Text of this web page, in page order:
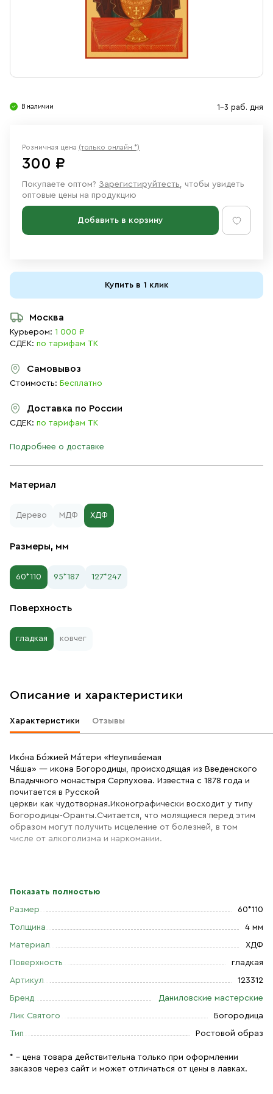
Ювелирные изделия
В наличии 1-3 раб. дня
Материал
Дерево МДФ ХДФ
Размеры, мм
60*110 95*187 127*247
Поверхность
гладкая ковчег
Розничная цена (только онлайн *)
300 ₽
Покупаете оптом? Зарегистируйтесть, чтобы увидеть
оптовые цены на продукцию
Добавить в корзину
Купить в 1 клик
Москва
Курьером: 1 000 ₽
СДЕК: по тарифам ТК
Самовывоз
Стоимость: Бесплатно
Доставка по России
СДЕК: по тарифам ТК
Подробнее о доставке
Описание и характеристики
Характеристики Отзывы
Ико́на Бо́жией Ма́тери «Неупива́емая
Ча́ша» — икона Богородицы, происходящая из Введенского
Владычного монастыря Серпухова. Известна с 1878 года и
почитается в Русской
церкви как чудотворная.Иконографически восходит у типу
Богородицы-Оранты.Считается, что молящиеся перед этим
образом могут получить исцеление от болезней, в том
числе от алкоголизма и наркомании.
Показать полностью
Размер 60*110
Толщина 4 мм
Материал ХДФ
Поверхность гладкая
Артикул 123312
Бренд Даниловские мастерские
Лик Святого Богородица
Тип Ростовой образ
* – цена товара действительна только при оформлении
заказов через сайт и может отличаться от цены в лавках.